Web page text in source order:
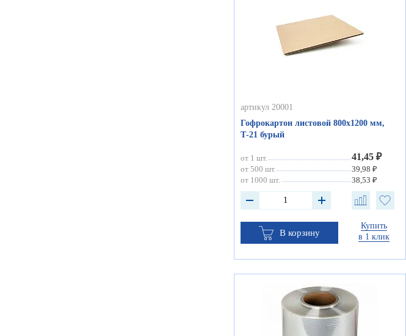
артикул 20001
Гофрокартон листовой 800х1200 мм,
Т-21 бурый
от 1 шт. 41,45 ₽
от 500 шт.
39,98 ₽
от 1000 шт.
38,53 ₽
В корзину
Купить
в 1 клик